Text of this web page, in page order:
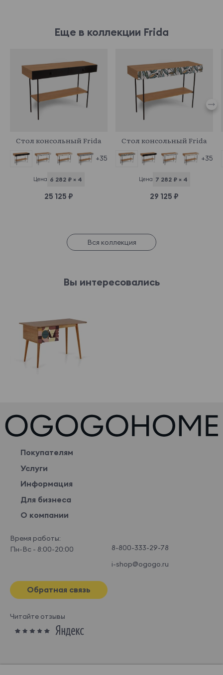
Еще в коллекции Frida
Стол консольный Frida
+35
Цена 6 282 ₽ × 4
25 125 ₽
Стол консольный Frida
+35
Цена 7 282 ₽ × 4
29 125 ₽
Вся коллекция
Вы интересовались
Покупателям
Услуги
Информация
Для бизнеса
О компании
Время работы:
Пн-Вс - 8:00-20:00
8-800-333-29-78
i-shop@ogogo.ru
Обратная связь
Читайте отзывы